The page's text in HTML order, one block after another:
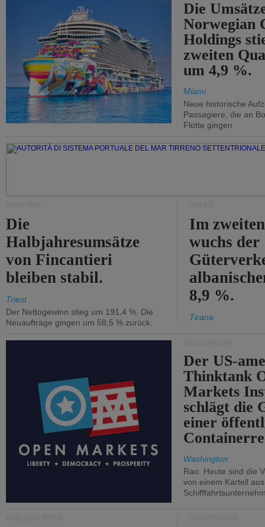
Die
Norwegian
Holdings
zweiten
um 4,9 %.
Miami
Neue historische
Passagiere, die an
Flotte gingen
Die
Halbjahresumsätze
von Fincantieri
bleiben stabil.
Triest
Der Nettogewinn stieg um 191,4 %. Die
Neuaufträge gingen um 58,5 % zurück.
Im
wuchs der
8,9 %.
Tirana
Der US-
Thinktank
Markets
schlägt die
einer
Washington
Rao: Heute sind die
von einem Kartell